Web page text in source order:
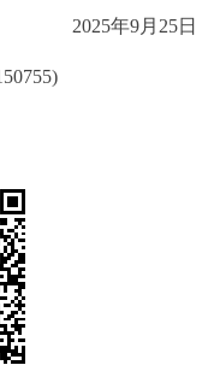
2025年9月25日